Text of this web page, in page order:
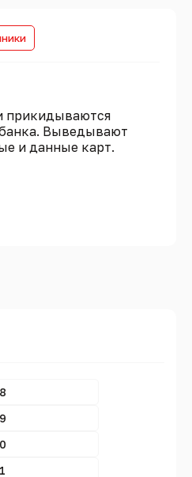
прикидываются
Выведывают
и данные карт.